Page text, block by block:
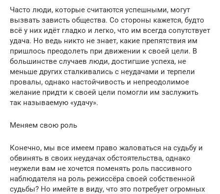
Часто люди, которые считаются успешными, могут
вызвать зависть общества. Со стороны кажется, будто
всё у них идёт гладко и легко, что им всегда сопутствует
удача. Но ведь никто не знает, какие препятствия им
пришлось преодолеть при движении к своей цели. В
большинстве случаев люди, достигшие успеха, не
меньше других сталкивались с неудачами и терпели
провалы, однако настойчивость и непреодолимое
желание придти к своей цели помогли им заслужить
так называемую «удачу».
Меняем свою роль
Конечно, мы все имеем право жаловаться на судьбу и
обвинять в своих неудачах обстоятельства, однако
неужели вам не хочется поменять роль пассивного
наблюдателя на роль режиссёра своей собственной
судьбы? Но имейте в виду, что это потребует огромных